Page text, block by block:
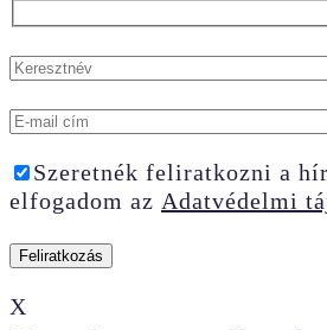
Szeretnék feliratkozni a
elfogadom az Adatvédelmi
X